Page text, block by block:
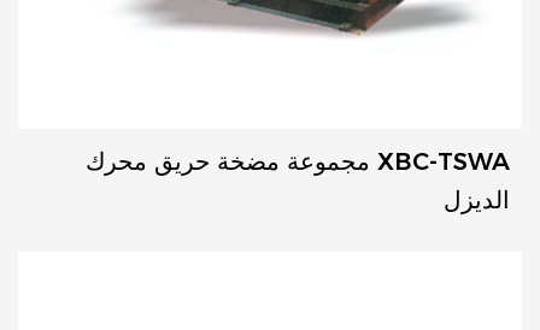
XBC-TSWA مجموعة مضخة حريق محرك
الديزل